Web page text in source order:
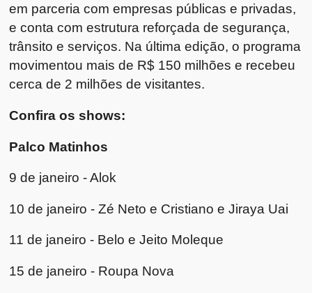
em parceria com empresas públicas e privadas,
e conta com estrutura reforçada de segurança,
trânsito e serviços. Na última edição, o programa
movimentou mais de R$ 150 milhões e recebeu
cerca de 2 milhões de visitantes.
Confira os shows:
Palco Matinhos
9 de janeiro - Alok
10 de janeiro - Zé Neto e Cristiano e Jiraya Uai
11 de janeiro - Belo e Jeito Moleque
15 de janeiro - Roupa Nova